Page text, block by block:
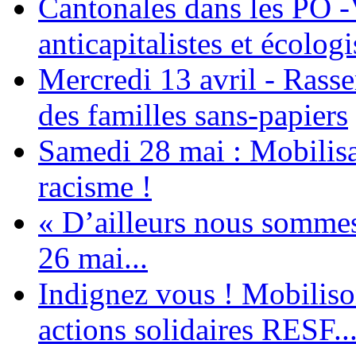
Cantonales dans les PO
anticapitalistes et
Mercredi 13 avril -
des familles sans-papiers
Samedi 28 mai :
racisme !
« D’ailleurs nous
26 mai...
Indignez vous !
actions solidaires